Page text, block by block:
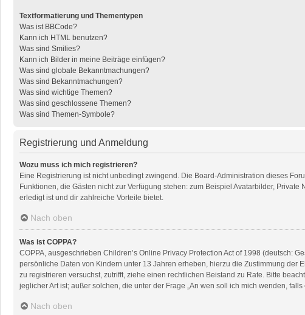
Textformatierung und Thementypen
Was ist BBCode?
Kann ich HTML benutzen?
Was sind Smilies?
Kann ich Bilder in meine Beiträge einfügen?
Was sind globale Bekanntmachungen?
Was sind Bekanntmachungen?
Was sind wichtige Themen?
Was sind geschlossene Themen?
Was sind Themen-Symbole?
Registrierung und Anmeldung
Wozu muss ich mich registrieren?
Eine Registrierung ist nicht unbedingt zwingend. Die Board-Administration dieses
Funktionen, die Gästen nicht zur Verfügung stehen: zum Beispiel Avatarbilder,
erledigt ist und dir zahlreiche Vorteile bietet.
Nach oben
Was ist COPPA?
COPPA, ausgeschrieben Children’s Online Privacy Protection Act of 1998 (deutsch:
persönliche Daten von Kindern unter 13 Jahren erheben, hierzu die Zustimmung
zu registrieren versuchst, zutrifft, ziehe einen rechtlichen Beistand zu Rate. Bitte
jeglicher Art ist; außer solchen, die unter der Frage „An wen soll ich mich wenden,
Nach oben